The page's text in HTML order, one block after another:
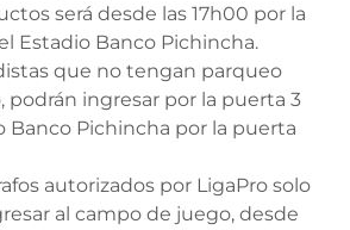
será desde las 17h00 por la
Estadio Banco Pichincha.
que no tengan parqueo
podrán ingresar por la puerta 3
Banco Pichincha por la puerta
autorizados por LigaPro solo
al campo de juego, desde